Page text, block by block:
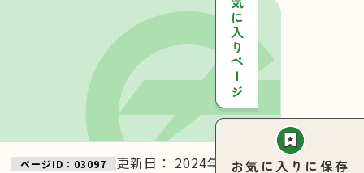
お気に入りページ
お気に入りに保存
ページID：03097 更新日： 2024年11月27日